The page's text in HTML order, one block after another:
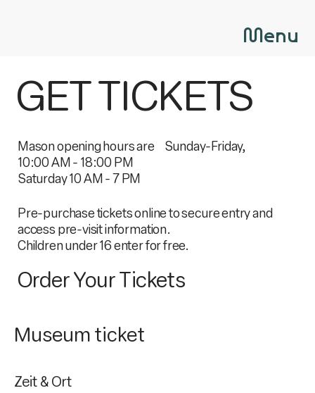
Menu
GET TICKETS
Mason opening hours are Sunday-Friday,
10:00 AM - 18:00 PM
Saturday 10 AM - 7 PM
Pre-purchase tickets online to secure entry and
access pre-visit information.
Children under 16 enter for free.
Order Your Tickets
Museum ticket
Zeit & Ort